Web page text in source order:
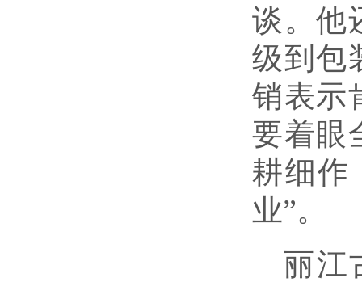
谈。他
级到包
销表示
要着眼
耕细作
业”。
丽江